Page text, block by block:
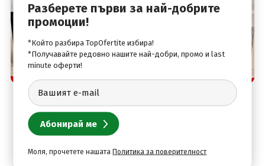
TopOfertite.com - най-предпочитан онлайн сайт
При нас ще намерите оферти за
на планина, СПА хотели
Хисаря,Хотели в Сандански,Хотели в Девин,Почивки в
Разберете първи за най-добрите
промоции!
*Който разбира TopOfertite избира!
*Получавайте редовно нашите най-добри, промо и last
minute оферти!
Моля, прочетете нашатаПолитика за поверителност